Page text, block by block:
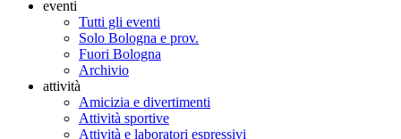
eventi
Tutti gli eventi
Solo Bologna e prov.
Fuori Bologna
Archivio
attività
Amicizia e divertimenti
Attività sportive
Attività e laboratori espressivi